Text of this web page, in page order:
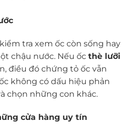
tra xem ốc còn sống hay
chậu nước. Nếu ốc thè lưỡi
điều đó chứng tỏ ốc vẫn
không có dấu hiệu phản
chọn những con khác.
cửa hàng uy tín